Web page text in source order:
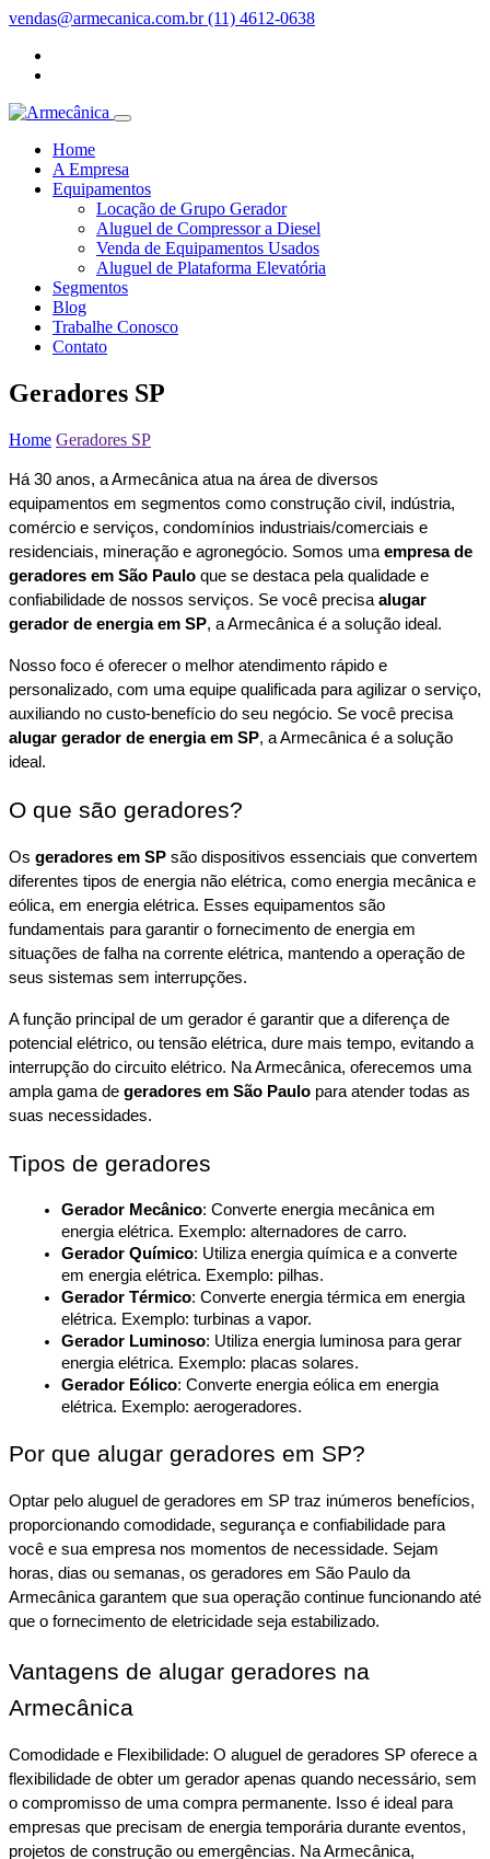
vendas@armecanica.com.br(11) 4612-0638
Home
A Empresa
Equipamentos
Locação de Grupo Gerador
Aluguel de Compressor a Diesel
Venda de Equipamentos Usados
Aluguel de Plataforma Elevatória
Segmentos
Blog
Trabalhe Conosco
Contato
Geradores SP
Home Geradores SP
Há 30 anos, a Armecânica atua na área de diversos
equipamentos em segmentos como construção civil, indústria,
comércio e serviços, condomínios industriais/comerciais e
residenciais, mineração e agronegócio. Somos uma empresa de
geradores em São Paulo que se destaca pela qualidade e
confiabilidade de nossos serviços. Se você precisa alugar
gerador de energia em SP, a Armecânica é a solução ideal.
Nosso foco é oferecer o melhor atendimento rápido e
personalizado, com uma equipe qualificada para agilizar o serviço,
alugar gerador de energia em SP, a Armecânica é a solução
ideal.
O que são geradores?
Os geradores em SP são dispositivos essenciais que convertem
diferentes tipos de energia não elétrica, como energia mecânica e
eólica, em energia elétrica. Esses equipamentos são
fundamentais para garantir o fornecimento de energia em
situações de falha na corrente elétrica, mantendo a operação de
seus sistemas sem interrupções.
A função principal de um gerador é garantir que a diferença de
potencial elétrico, ou tensão elétrica, dure mais tempo, evitando a
interrupção do circuito elétrico. Na Armecânica, oferecemos uma
ampla gama de geradores em São Paulo para atender todas as
suas necessidades.
Tipos de geradores
Gerador Mecânico: Converte energia mecânica em
energia elétrica. Exemplo: alternadores de carro.
Gerador Químico: Utiliza energia química e a converte
em energia elétrica. Exemplo: pilhas.
Gerador Térmico: Converte energia térmica em energia
elétrica. Exemplo: turbinas a vapor.
Gerador Luminoso: Utiliza energia luminosa para gerar
energia elétrica. Exemplo: placas solares.
Gerador Eólico: Converte energia eólica em energia
elétrica. Exemplo: aerogeradores.
Por que alugar geradores em SP?
Optar pelo aluguel de geradores em SP traz inúmeros benefícios,
proporcionando comodidade, segurança e confiabilidade para
você e sua empresa nos momentos de necessidade. Sejam
horas, dias ou semanas, os geradores em São Paulo da
Armecânica garantem que sua operação continue funcionando até
que o fornecimento de eletricidade seja estabilizado.
Vantagens de alugar geradores na
Armecânica
Comodidade e Flexibilidade: O aluguel de geradores SP oferece a
flexibilidade de obter um gerador apenas quando necessário, sem
o compromisso de uma compra permanente. Isso é ideal para
empresas que precisam de energia temporária durante eventos,
projetos de construção ou emergências. Na Armecânica,